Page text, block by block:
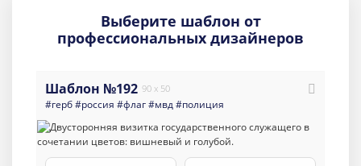
Выберите шаблон от
профессиональных дизайнеров
Шаблон №192 90 x 50
#герб#россия #флаг#мвд#полиция